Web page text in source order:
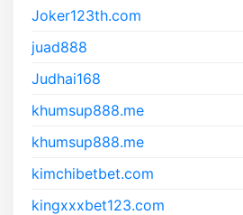
Joker123th.com
juad888
Judhai168
khumsup888.me
khumsup888.me
kimchibetbet.com
kingxxxbet123.com